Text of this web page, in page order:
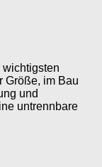
wichtigsten
Größe, im Bau
und
untrennbare